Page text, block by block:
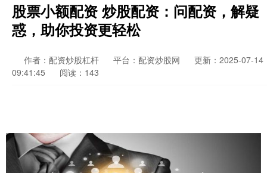
股票小额配资 炒股配资：问配资，解疑
惑，助你投资更轻松
作者：配资炒股杠杆 平台：配资炒股网
更新：2025-07-14
09:41:45
阅读：143